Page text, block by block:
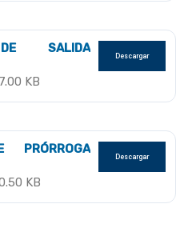
DE SALIDA
KB
Descargar
PRÓRROGA
KB
Descargar